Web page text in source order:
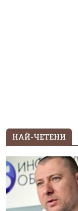
НАЙ-ЧЕТЕНИ